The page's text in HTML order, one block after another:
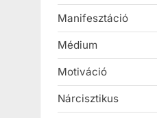
Manifesztáció
Médium
Motiváció
Nárcisztikus